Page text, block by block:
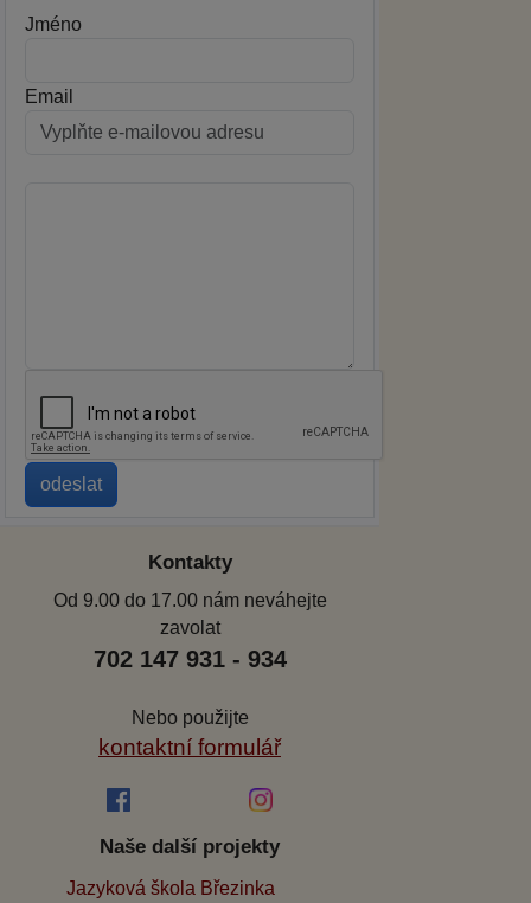
Jméno
Email
Kontakty
Od 9.00 do 17.00 nám neváhejte
zavolat
702 147 931 - 934
Nebo použijte
kontaktní formulář
Naše další projekty
Jazyková škola Březinka